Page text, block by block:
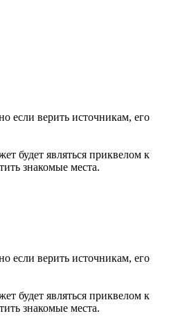
если верить источникам, его
будет являться приквелом к
знакомые места.
если верить источникам, его
будет являться приквелом к
знакомые места.